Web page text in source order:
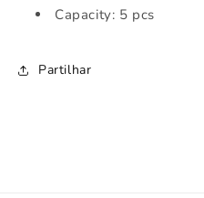
Capacity: 5 pcs
Partilhar